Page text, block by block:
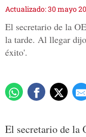
Actualizado: 30 mayo
El secretario de la
la tarde. Al llegar
éxito'.
El secretario de la